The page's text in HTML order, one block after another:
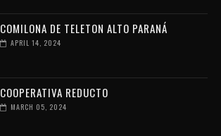
COMILONA DE TELETON ALTO PARANÁ
APRIL 14, 2024
COOPERATIVA REDUCTO
MARCH 05, 2024